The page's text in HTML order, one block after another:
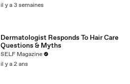
il y a 3 semaines
Dermatologist Responds To Hair Care
Questions & Myths
SELF Magazine
il y a 2 ans